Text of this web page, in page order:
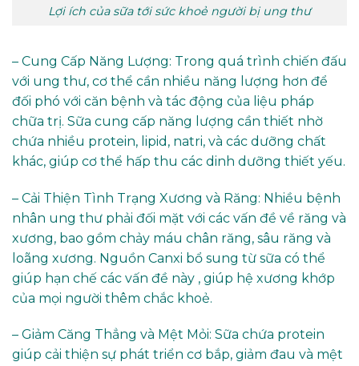
Lợi ích của sữa tới sức khoẻ người bị ung thư
– Cung Cấp Năng Lượng: Trong quá trình chiến đấu
với ung thư, cơ thể cần nhiều năng lượng hơn để
đối phó với căn bệnh và tác động của liệu pháp
chữa trị. Sữa cung cấp năng lượng cần thiết nhờ
chứa nhiều protein, lipid, natri, và các dưỡng chất
khác, giúp cơ thể hấp thu các dinh dưỡng thiết yếu.
– Cải Thiện Tình Trạng Xương và Răng: Nhiều bệnh
nhân ung thư phải đối mặt với các vấn đề về răng và
xương, bao gồm chảy máu chân răng, sâu răng và
loãng xương. Nguồn Canxi bổ sung từ sữa có thể
giúp hạn chế các vấn đề này , giúp hệ xương khớp
của mọi người thêm chắc khoẻ.
– Giảm Căng Thẳng và Mệt Mỏi: Sữa chứa protein
giúp cải thiện sự phát triển cơ bắp, giảm đau và mệt